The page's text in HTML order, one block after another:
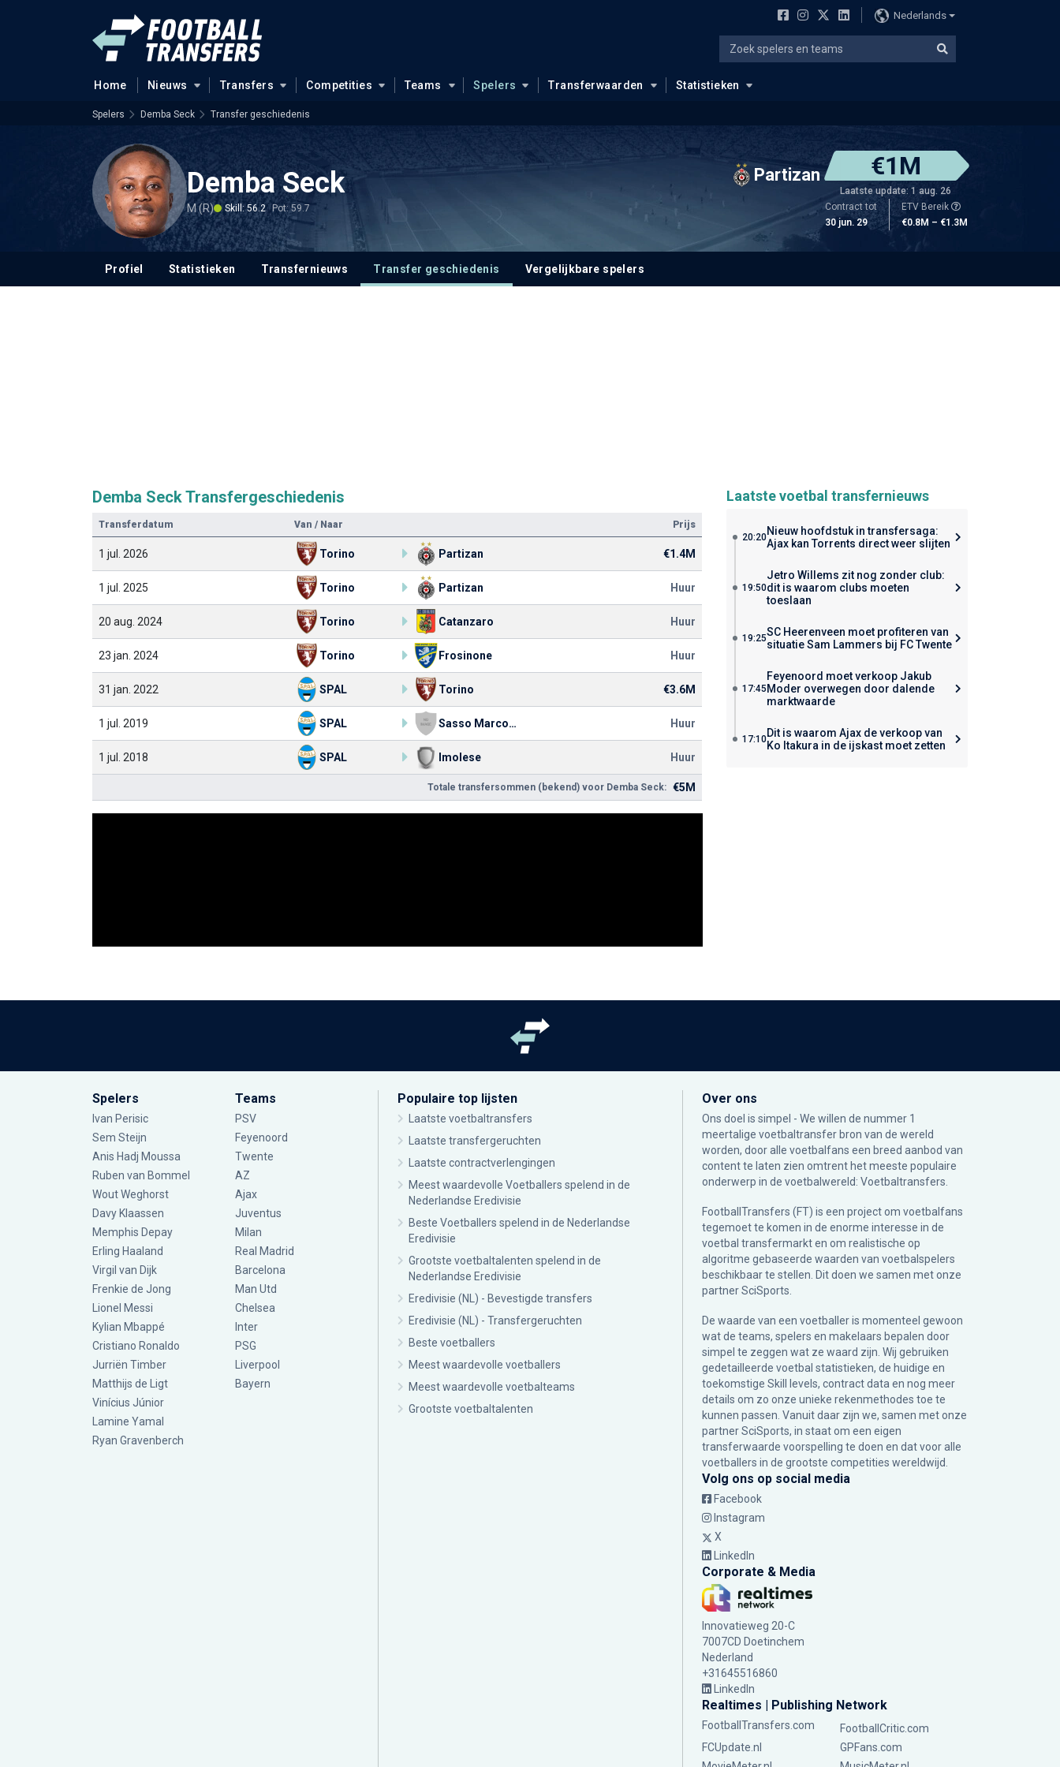
Nederlands
Home Nieuws Transfers Competities Teams Spelers Transferwaarden Statistieken
Spelers Demba Seck Transfer geschiedenis
Demba Seck
M (R) Skill: 56.2 Pot: 59.7
Partizan €1M
Laatste update: 1 aug. 26
Contract tot
30 jun. 29
ETV Bereik
€0.8M – €1.3M
Profiel Statistieken Transfernieuws Transfer geschiedenis Vergelijkbare spelers
Demba Seck Transfergeschiedenis
Transferdatum Van / Naar Prijs
1 jul. 2026 Torino Partizan €1.4M
1 jul. 2025 Torino Partizan Huur
20 aug. 2024 Torino Catanzaro Huur
23 jan. 2024 Torino Frosinone Huur
31 jan. 2022 SPAL Torino €3.6M
1 jul. 2019 SPAL Sasso Marconi Zola SSD Huur
1 jul. 2018 SPAL Imolese Huur
Totale transfersommen (bekend) voor Demba Seck: €5M
Laatste voetbal transfernieuws
20:20Nieuw hoofdstuk in transfersaga:
Ajax kan Torrents direct weer slijten
19:50
Jetro Willems zit nog zonder club:
dit is waarom clubs moeten
toeslaan
19:25SC Heerenveen moet profiteren van
situatie Sam Lammers bij FC Twente
17:45
Feyenoord moet verkoop Jakub
Moder overwegen door dalende
marktwaarde
17:10Dit is waarom Ajax de verkoop van
Ko Itakura in de ijskast moet zetten
Spelers
Ivan Perisic
Sem Steijn
Anis Hadj Moussa
Ruben van Bommel
Wout Weghorst
Davy Klaassen
Memphis Depay
Erling Haaland
Virgil van Dijk
Frenkie de Jong
Lionel Messi
Kylian Mbappé
Cristiano Ronaldo
Jurriën Timber
Matthijs de Ligt
Vinícius Júnior
Lamine Yamal
Ryan Gravenberch
Teams
PSV
Feyenoord
Twente
AZ
Ajax
Juventus
Milan
Real Madrid
Barcelona
Man Utd
Chelsea
Inter
PSG
Liverpool
Bayern
Populaire top lijsten
Laatste voetbaltransfers
Laatste transfergeruchten
Laatste contractverlengingen
Meest waardevolle Voetballers spelend in de
Nederlandse Eredivisie
Beste Voetballers spelend in de Nederlandse
Eredivisie
Grootste voetbaltalenten spelend in de
Nederlandse Eredivisie
Eredivisie (NL) - Bevestigde transfers
Eredivisie (NL) - Transfergeruchten
Beste voetballers
Meest waardevolle voetballers
Meest waardevolle voetbalteams
Grootste voetbaltalenten
Over ons
Ons doel is simpel - We willen de nummer 1
meertalige voetbaltransfer bron van de wereld
worden, door alle voetbalfans een breed aanbod van
content te laten zien omtrent het meeste populaire
onderwerp in de voetbalwereld: Voetbaltransfers.
FootballTransfers (FT) is een project om voetbalfans
tegemoet te komen in de enorme interesse in de
voetbal transfermarkt en om realistische op
algoritme gebaseerde waarden van voetbalspelers
beschikbaar te stellen. Dit doen we samen met onze
partnerSciSports
De waarde van een voetballer is momenteel gewoon
wat de teams, spelers en makelaars bepalen door
simpel te zeggen wat ze waard zijn. Wij gebruiken
gedetailleerde voetbal statistieken, de huidige en
toekomstige Skill levels, contract data en nog meer
details om zo onze unieke rekenmethodes toe te
kunnen passen. Vanuit daar zijn we, samen met onze
partner SciSports, in staat om een eigen
transferwaarde voorspelling te doen en dat voor alle
voetballers in de grootste competities wereldwijd.
Volg ons op social media
Facebook
Instagram
X
LinkedIn
Corporate & Media
Innovatieweg 20-C
7007CD Doetinchem
Nederland
+31645516860
LinkedIn
Realtimes | Publishing Network
FootballTransfers.com
FootballCritic.com
FCUpdate.nl
GPFans.com